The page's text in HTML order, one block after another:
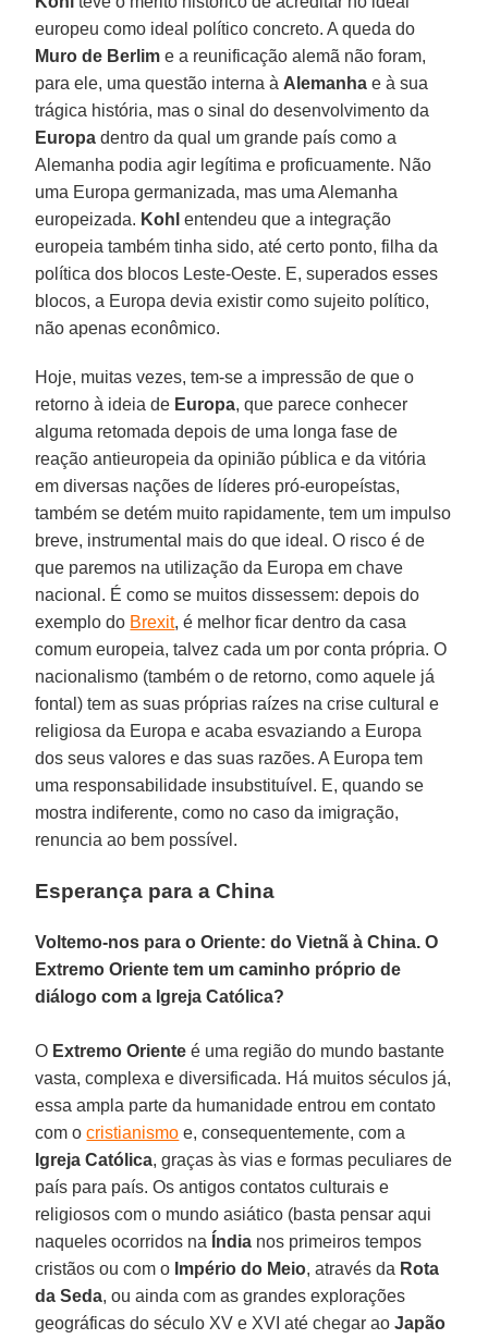
europeu como ideal político concreto. A queda do
Muro de Berlim e a reunificação alemã não foram,
para ele, uma questão interna à Alemanha e à sua
trágica história, mas o sinal do desenvolvimento da
Europa dentro da qual um grande país como a
Alemanha podia agir legítima e proficuamente. Não
uma Europa germanizada, mas uma Alemanha
europeizada. Kohl entendeu que a integração
europeia também tinha sido, até certo ponto, filha da
política dos blocos Leste-Oeste. E, superados esses
blocos, a Europa devia existir como sujeito político,
não apenas econômico.
Hoje, muitas vezes, tem-se a impressão de que o
retorno à ideia de Europa, que parece conhecer
alguma retomada depois de uma longa fase de
reação antieuropeia da opinião pública e da vitória
em diversas nações de líderes pró-europeístas,
também se detém muito rapidamente, tem um impulso
breve, instrumental mais do que ideal. O risco é de
que paremos na utilização da Europa em chave
nacional. É como se muitos dissessem: depois do
exemplo do Brexit, é melhor ficar dentro da casa
comum europeia, talvez cada um por conta própria. O
nacionalismo (também o de retorno, como aquele já
fontal) tem as suas próprias raízes na crise cultural e
religiosa da Europa e acaba esvaziando a Europa
dos seus valores e das suas razões. A Europa tem
uma responsabilidade insubstituível. E, quando se
mostra indiferente, como no caso da imigração,
renuncia ao bem possível.
Esperança para a China
Voltemo-nos para o Oriente: do Vietnã à China. O
Extremo Oriente tem um caminho próprio de
diálogo com a Igreja Católica?
O Extremo Oriente é uma região do mundo bastante
vasta, complexa e diversificada. Há muitos séculos já,
essa ampla parte da humanidade entrou em contato
com ocristianismo e, consequentemente, com a
Igreja Católica, graças às vias e formas peculiares de
país para país. Os antigos contatos culturais e
religiosos com o mundo asiático (basta pensar aqui
naqueles ocorridos na Índia nos primeiros tempos
cristãos ou com o Império do Meio, através da Rota
da Seda, ou ainda com as grandes explorações
geográficas do século XV e XVI até chegar aoJapão